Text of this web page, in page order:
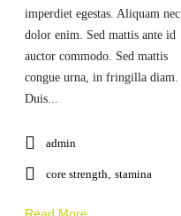
imperdiet egestas. Aliquam nec
dolor enim. Sed mattis ante id
auctor commodo. Sed mattis
congue urna, in fringilla diam.
Duis...
admin
core strength, stamina